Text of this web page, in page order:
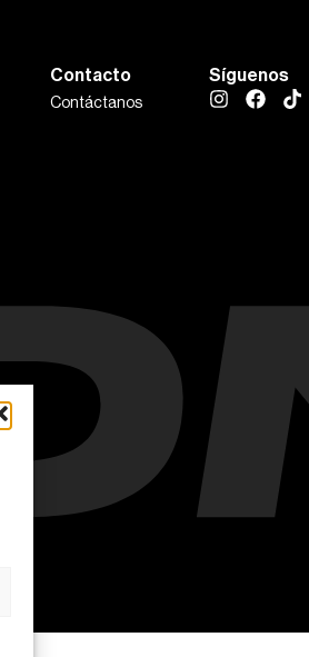
Contacto
Contáctanos
Síguenos